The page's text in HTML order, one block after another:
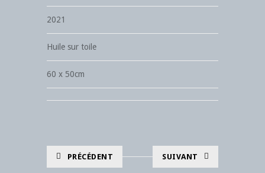
2021
Huile sur toile
60 x 50cm
PRÉCÉDENT SUIVANT